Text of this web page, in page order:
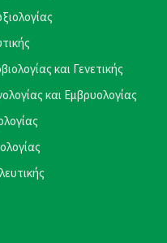
και Γενετικής
και Εμβρυολογίας